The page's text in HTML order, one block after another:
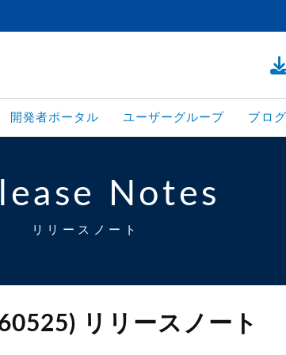
開発者ポータル ユーザーグループ ブログ
Notes
リリースノート
リリースノート